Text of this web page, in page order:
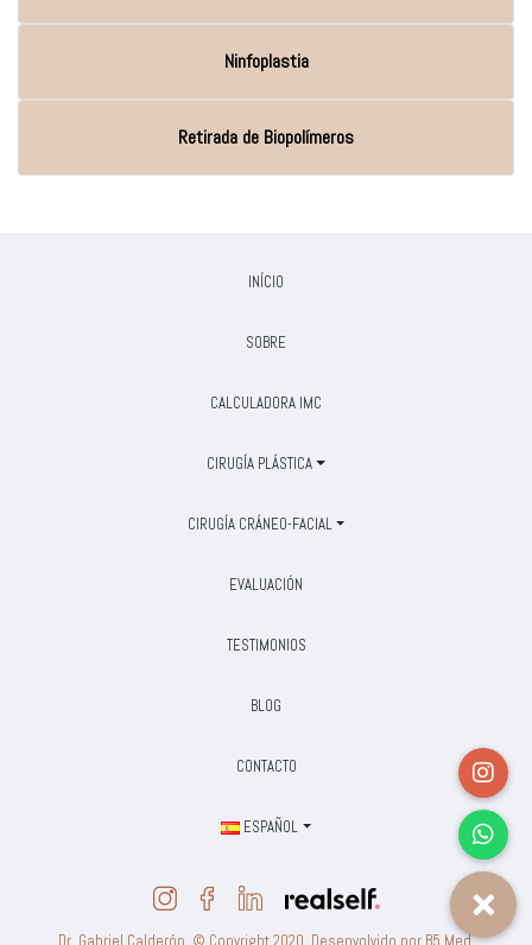
Ninfoplastia
Retirada de Biopolímeros
INÍCIO
SOBRE
CALCULADORA IMC
CIRUGÍA PLÁSTICA
CIRUGÍA CRÁNEO-FACIAL
EVALUACIÓN
TESTIMONIOS
BLOG
CONTACTO
ESPAÑOL